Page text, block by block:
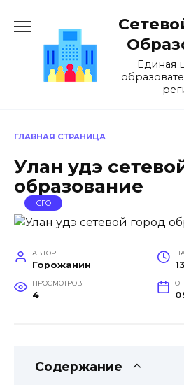
содержанию
Единая
ГЛАВНАЯ СТРАНИЦА
Улан удэ
образование
СГО
АВТОР
Горожанин
ПРОСМОТРОВ
4
Содержание